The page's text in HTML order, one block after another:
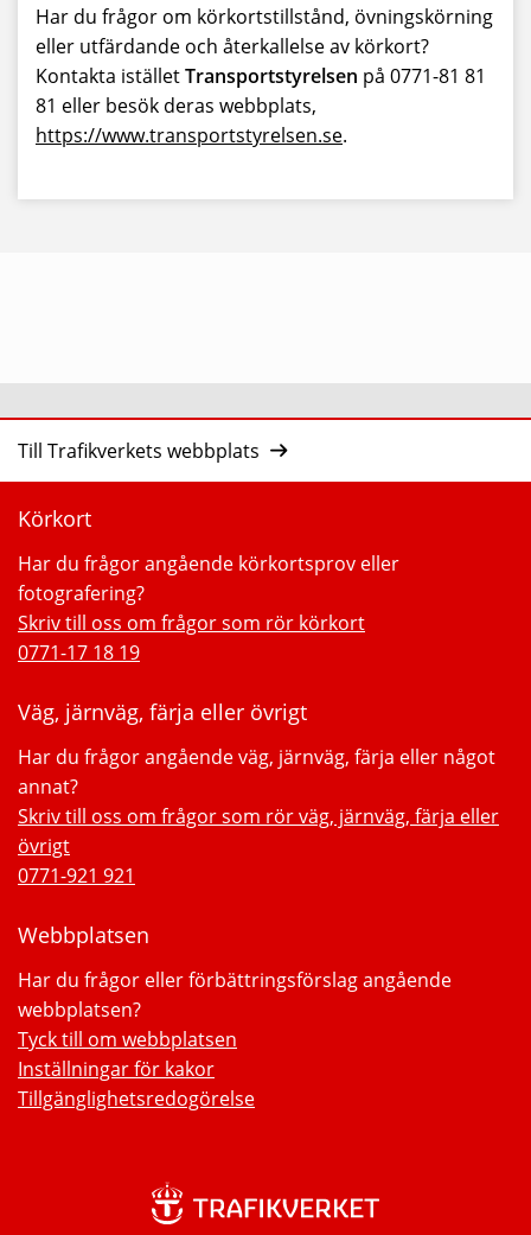
Har du frågor om körkortstillstånd, övningskörning
eller utfärdande och återkallelse av körkort?
Kontakta iställetTransportstyrelsen på 0771-81 81
81 eller besök deras webbplats,
https://www.transportstyrelsen.se.
Till Trafikverkets webbplats
Körkort
Har du frågor angående körkortsprov eller
fotografering?
Skriv till oss om frågor som rör körkort
0771-17 18 19
Väg, järnväg, färja eller övrigt
Har du frågor angående väg, järnväg, färja eller något
annat?
Skriv till oss om frågor som rör väg, järnväg, färja eller
övrigt
0771-921 921
Webbplatsen
Har du frågor eller förbättringsförslag angående
webbplatsen?
Tyck till om webbplatsen
Inställningar för kakor
Tillgänglighetsredogörelse